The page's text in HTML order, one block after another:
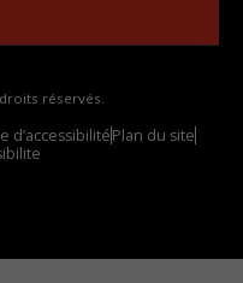
réservés.
d’accessibilitéPlan du site